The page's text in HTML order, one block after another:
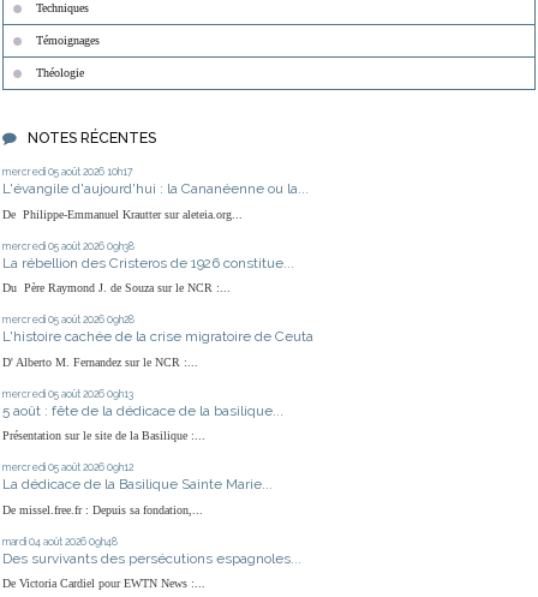
Techniques
Témoignages
Théologie
NOTES RÉCENTES
mercredi 05 août 2026 10h17
L'évangile d'aujourd'hui : la Cananéenne ou la...
De Philippe-Emmanuel Krautter sur aleteia.org...
mercredi 05 août 2026 09h38
La rébellion des Cristeros de 1926 constitue...
Du Père Raymond J. de Souza sur le NCR :...
mercredi 05 août 2026 09h28
L'histoire cachée de la crise migratoire de Ceuta
D' Alberto M. Fernandez sur le NCR :...
mercredi 05 août 2026 09h13
5 août : fête de la dédicace de la basilique...
Présentation sur le site de la Basilique :...
mercredi 05 août 2026 09h12
La dédicace de la Basilique Sainte Marie...
De missel.free.fr : Depuis sa fondation,...
mardi 04 août 2026 09h48
Des survivants des persécutions espagnoles...
De Victoria Cardiel pour EWTN News :...